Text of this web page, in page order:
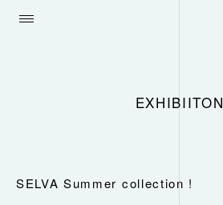
EXHIBIITON
SELVA Summer collection !